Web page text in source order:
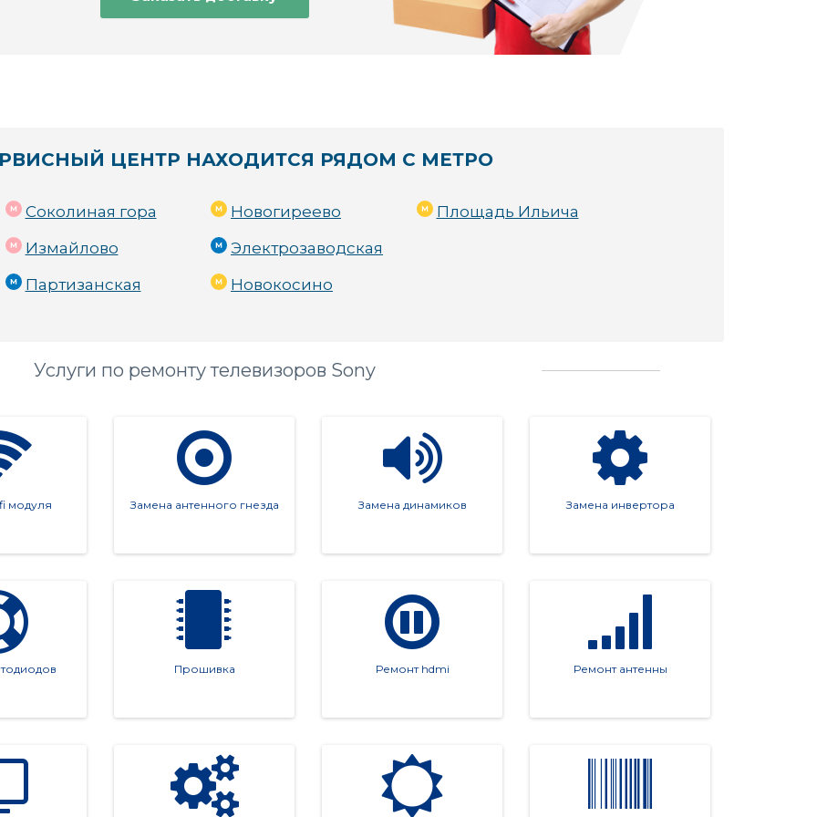
и экономия вашего времени.
телевизоров Sony и прекрасно знакомы с типичными проблемами:
с ней справиться.
наслаждайтесь качеством без компромиссов!
ЦЕНТР НАХОДИТСЯ РЯДОМ С МЕТРО
Соколиная гора
Измайлово
Партизанская
Новогиреево
Электрозаводская
Новокосино
Площадь Ильича
Услуги по ремонту телевизоров Sony
модуля Замена антенного гнезда Замена динамиков Замена инвертора
Прошивка Ремонт hdmi Ремонт антенны